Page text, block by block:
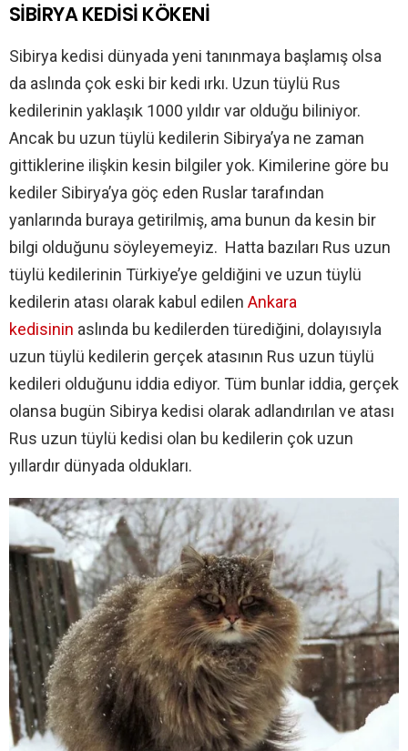
SİBİRYA KEDİSİ KÖKENİ
Sibirya kedisi dünyada yeni tanınmaya başlamış olsa
da aslında çok eski bir kedi ırkı. Uzun tüylü Rus
kedilerinin yaklaşık 1000 yıldır var olduğu biliniyor.
Ancak bu uzun tüylü kedilerin Sibirya’ya ne zaman
gittiklerine ilişkin kesin bilgiler yok. Kimilerine göre bu
kediler Sibirya’ya göç eden Ruslar tarafından
yanlarında buraya getirilmiş, ama bunun da kesin bir
bilgi olduğunu söyleyemeyiz. Hatta bazıları Rus uzun
tüylü kedilerinin Türkiye’ye geldiğini ve uzun tüylü
kedilerin atası olarak kabul edilen Ankara
kedisinin aslında bu kedilerden türediğini, dolayısıyla
uzun tüylü kedilerin gerçek atasının Rus uzun tüylü
kedileri olduğunu iddia ediyor. Tüm bunlar iddia, gerçek
olansa bugün Sibirya kedisi olarak adlandırılan ve atası
Rus uzun tüylü kedisi olan bu kedilerin çok uzun
yıllardır dünyada oldukları.